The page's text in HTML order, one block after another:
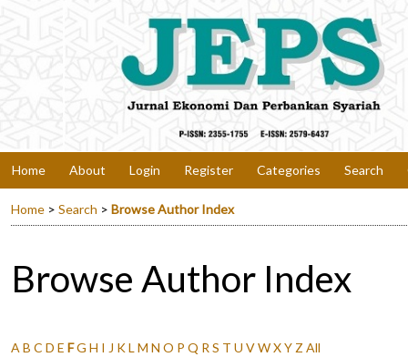
Home About Login Register Categories Search
Home > Search > Browse Author Index
Browse Author Index
A B C D E FG H I J KL M N O P Q R S T U VWXY Z All